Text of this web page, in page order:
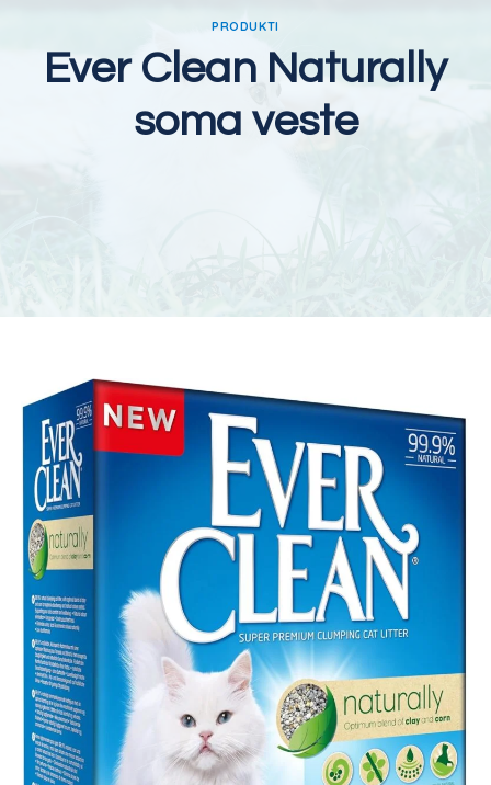
PRODUKTI
Ever Clean Naturally
soma veste